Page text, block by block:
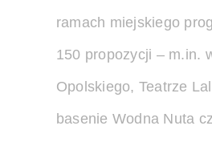
ramach miejskiego
150 propozycji – m.in.
Opolskiego, Teatrze
basenie Wodna Nuta